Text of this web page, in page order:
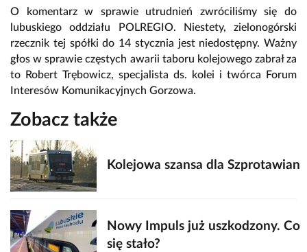
O komentarz w sprawie utrudnień zwróciliśmy się do
lubuskiego oddziału POLREGIO. Niestety, zielonogórski
rzecznik tej spółki do 14 stycznia jest niedostępny. Ważny
głos w sprawie częstych awarii taboru kolejowego zabrał za
to Robert Trębowicz, specjalista ds. kolei i twórca Forum
Interesów Komunikacyjnych Gorzowa.
Zobacz także
Kolejowa szansa dla Szprotawian
Nowy Impuls już uszkodzony. Co
się stało?